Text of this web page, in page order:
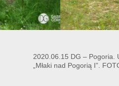
2020.06.15 DG – Pogoria.
„Młaki nad Pogorią I”.